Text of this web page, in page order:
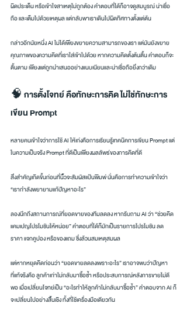
ผิดประเด็น หรือเข้าใจสาเหตุไม่ถูกต้อง คำตอบที่ได้ก็อาจดูสมบูรณ์ น่าเชื่อ
ถือ และเต็มไปด้วยเหตุผล แต่กลับพาเราเดินไปผิดทิศทางตั้งแต่ต้น
กล่าวอีกนัยหนึ่ง AI ไม่ได้เพียงขยายความสามารถของเรา แต่มันยังขยาย
คุณภาพของความคิดที่เราใส่เข้าไปด้วย หากความคิดตั้งต้นตื้น คำตอบก็จะ
ตื้นตาม เพียงแต่ถูกนำเสนออย่างแนบเนียนและน่าเชื่อถือยิ่งกว่าเดิม
🧠 การตั้งโจทย์ คือทักษะการคิด ไม่ใช่ทักษะการ
เขียน Prompt
หลายคนเข้าใจว่าการใช้ AI ให้เก่งคือการเรียนรู้เทคนิคการเขียน Prompt แต่
ในความเป็นจริง Prompt ที่ดีเป็นเพียงผลลัพธ์ของการคิดที่ดี
สิ่งสำคัญเกิดขึ้นก่อนที่นิ้วจะสัมผัสแป้นพิมพ์ นั่นคือการทำความเข้าใจว่า
“เรากำลังพยายามแก้ปัญหาอะไร”
ลองนึกถึงสถานการณ์ที่ยอดขายของทีมลดลง หากรีบถาม AI ว่า “ช่วยคิด
แคมเปญโปรโมชันให้หน่อย” คำตอบที่ได้ก็มักเป็นรายการโปรโมชัน ลด
ราคา แจกคูปอง หรือของแถม ซึ่งล้วนสมเหตุสมผล
แต่หากหยุดคิดก่อนว่า “ยอดขายลดลงเพราะอะไร” เราอาจพบว่าปัญหา
ที่แท้จริงคือ ลูกค้าเก่าไม่กลับมาซื้อซ้ำ หรือประสบการณ์หลังการขายไม่ดี
พอ เมื่อเปลี่ยนโจทย์เป็น “อะไรทำให้ลูกค้าไม่กลับมาซื้อซ้ำ” คำตอบจาก AI ก็
จะเปลี่ยนไปอย่างสิ้นเชิง ทั้งที่ใช้เครื่องมือเดียวกัน